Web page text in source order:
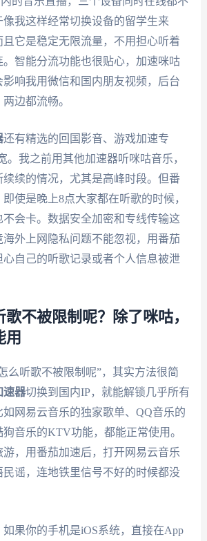
我这样经常切换设备的留学生来
它是稳定无限流量，不用担心听着
智能分流功能也很贴心，加速咪咕
响我用微信和国内朋友视频，后台
边都流畅。
还有精选的回国影音、游戏加速专
。我之前用其他加速器听咪咕音乐，
续的情况，尤其是高峰时段。但番
使是晚上8点大家都在听歌的时候，
会卡。数据安全加密和专线传输这
海外上网隐私问题不能忽视，用番茄
自己的听歌记录或者个人信息被泄
不被限制呢？除了咪咕，
用
么听歌不被限制呢”，其实方法很简
速器切换到国内IP，就能解锁几乎所有
如网易云音乐的独家歌单、QQ音乐的
音乐的KTV功能，都能正常使用。
，用番茄加速后，打开网易云音乐
民谣，连地铁里信号不好的时候都没
果你的手机是iOS系统，直接在App